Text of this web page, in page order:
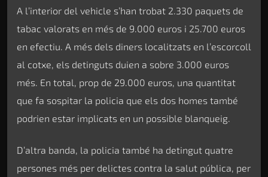
A l’interior del vehicle s’han trobat 2.330 paquets de
tabac valorats en més de 9.000 euros i 25.700 euros
en efectiu. A més dels diners localitzats en l’escorcoll
al cotxe, els detinguts duien a sobre 3.000 euros
més. En total, prop de 29.000 euros, una quantitat
que fa sospitar la policia que els dos homes també
podrien estar implicats en un possible blanqueig.
D’altra banda, la policia també ha detingut quatre
persones més per delictes contra la salut pública, per